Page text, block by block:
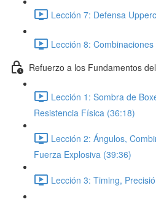
Lección 7: Defensa
Lección 8:
Refuerzo a los Fundamentos
Lección 1: Sombra de
Resistencia Física (36:18)
Lección 2: Ángulos,
Fuerza Explosiva (39:36)
Lección 3: Timing,